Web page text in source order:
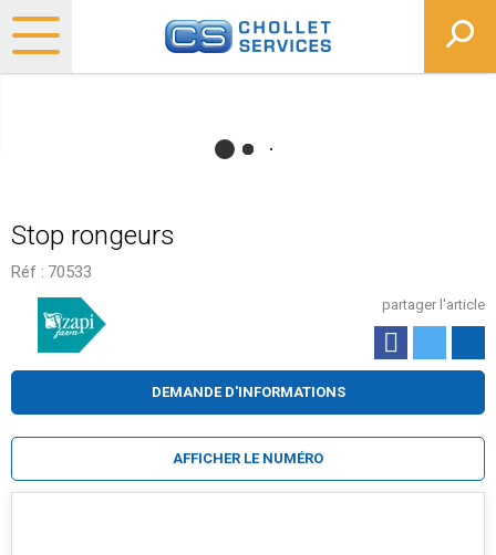
Stop rongeurs
Réf : 70533
partager l'article
DEMANDE D'INFORMATIONS
AFFICHER LE NUMÉRO